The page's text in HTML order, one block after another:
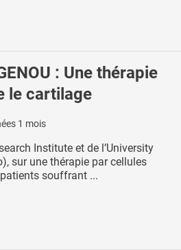
: Une thérapie
le cartilage
1 mois
Institute et de l’University
sur une thérapie par cellules
souffrant ...